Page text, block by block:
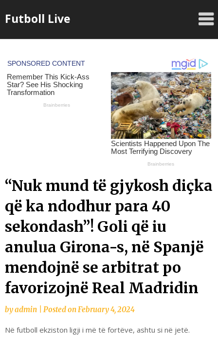
toFutboll Live
“Nuk mund të gjykosh diçka
që ka ndodhur para 40
sekondash”! Goli që iu
anulua Girona-s, në Spanjë
mendojnë se arbitrat po
favorizojnë Real Madridin
byadmin Posted onFebruary 4, 2024
Në futboll ekziston ligji i më të fortëve, ashtu si në jetë.